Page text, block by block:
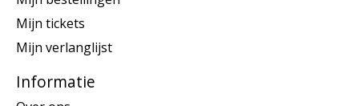
Mijn tickets
Mijn verlanglijst
Informatie